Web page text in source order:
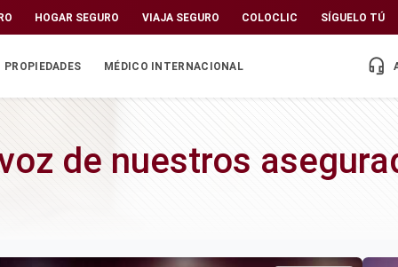
HOGAR SEGURO VIAJA SEGURO COLOCLIC SÍGUELO TÚ
headset_mic
PROPIEDADES MÉDICO INTERNACIONAL
de nuestros